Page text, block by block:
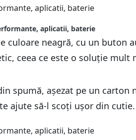
aplicatii, baterie
culoare neagră, cu un buton
ceea ce este o soluție
spumă, așezat pe un carton
ajute să-l scoți ușor din cutie.